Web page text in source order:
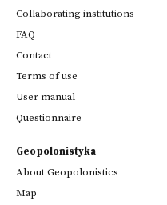
Collaborating institutions
FAQ
Contact
Terms of use
User manual
Questionnaire
Geopolonistyka
About Geopolonistics
Map